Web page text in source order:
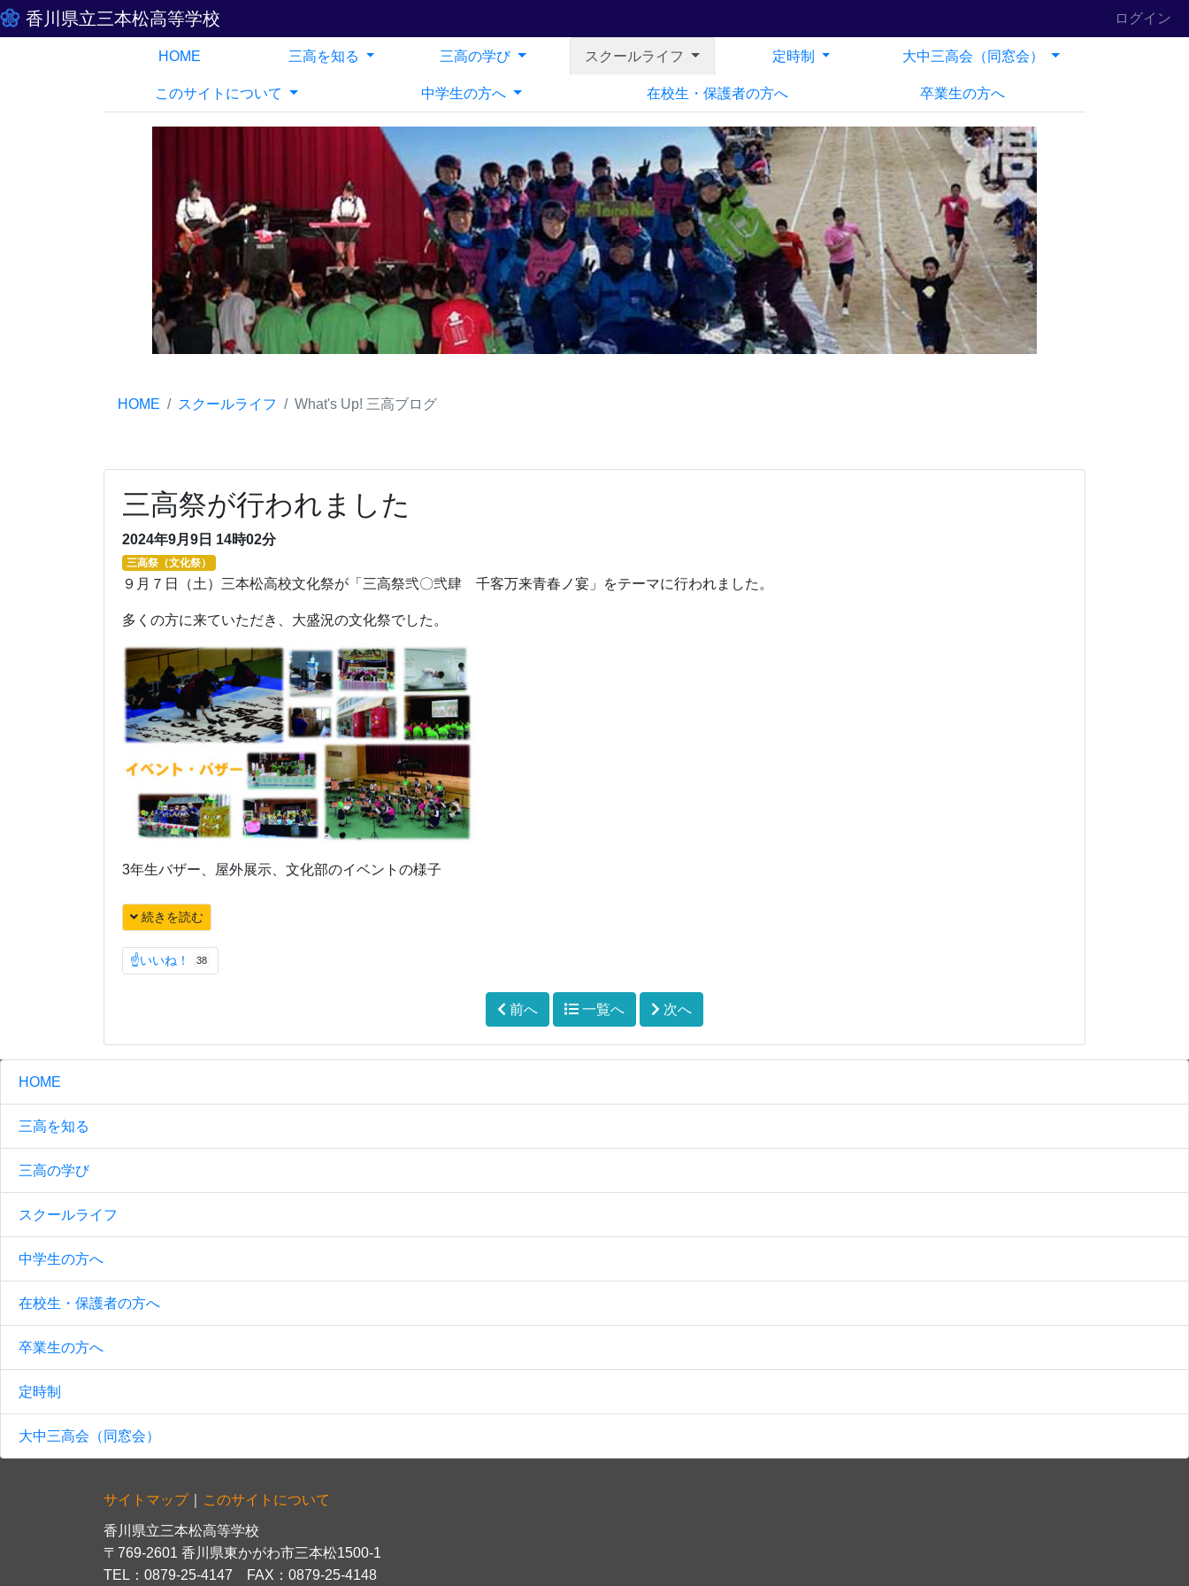
香川県立三本松高等学校 ログイン
HOME 三高を知る 三高の学び スクールライフ
中学生の方へ 在校生・保護者の方へ 卒業生の方へ
定時制 大中三高会（同窓会）
このサイトについて
HOME スクールライフ What's Up! 三高ブログ
三高祭が行われました
2024年9月9日 14時02分
三高祭（文化祭）
９月７日（土）三本松高校文化祭が「三高祭弐〇弐肆 千客万来青春ノ宴」をテーマに行われました。
多くの方に来ていただき、大盛況の文化祭でした。
3年生バザー、屋外展示、文化部のイベントの様子
続きを読む
☝いいね！ 38
前へ 一覧へ 次へ
HOME
三高を知る
三高の学び
スクールライフ
中学生の方へ
在校生・保護者の方へ
卒業生の方へ
定時制
大中三高会（同窓会）
サイトマップ｜ このサイトについて
香川県立三本松高等学校
〒769-2601 香川県東かがわ市三本松1500-1
TEL：0879-25-4147 FAX：0879-25-4148